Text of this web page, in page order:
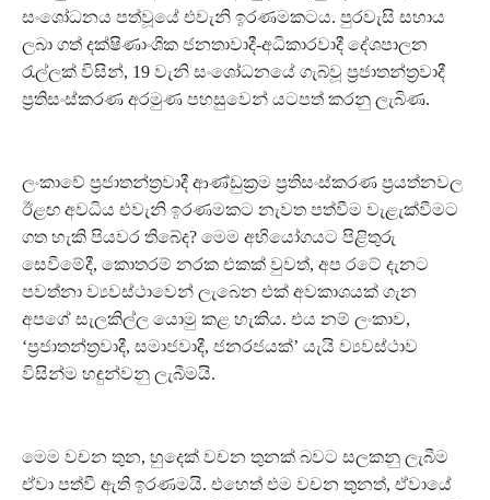
සංශෝධනය පත්වූයේ එවැනි ඉරණමකටය. පුරවැසි සහාය
ලබා ගත් දක්ෂිණාංශික ජනතාවාදී-අධිකාරවාදී දේශපාලන
රැල්ලක් විසින්, 19 වැනි සංශෝධනයේ ගැබ්වූ ප්‍රජාතන්ත්‍රවාදී
ප්‍රතිසංස්කරණ අරමුණ පහසුවෙන් යටපත් කරනු ලැබිණ.
ලංකාවේ ප්‍රජාතන්ත්‍රවාදී ආණ්ඩුක්‍රම ප්‍රතිසංස්කරණ ප්‍රයත්නවල
ඊළඟ අවධිය එවැනි ඉරණමකට නැවත පත්වීම වැළැක්වීමට
ගත හැකි පියවර තිබේද? මෙම අභියෝගයට පිළිතුරු
සෙවීමේදී, කොතරම් නරක එකක් වුවත්, අප රටේ දැනට
පවත්නා ව්‍යවස්ථාවෙන් ලැබෙන එක් අවකාශයක් ගැන
අපගේ සැලකිල්ල යොමු කළ හැකිය. එය නම් ලංකාව,
‘ප්‍රජාතන්ත්‍රවාදී, සමාජවාදී, ජනරජයක්’ යැයි ව්‍යවස්ථාව
විසින්ම හඳුන්වනු ලැබීමයි.
මෙම වචන තුන, හුදෙක් වචන තුනක් බවට සලකනු ලැබීම
ඒවා පත්වී ඇති ඉරණමයි. එහෙත් එම වචන තුනත්, ඒවායේ